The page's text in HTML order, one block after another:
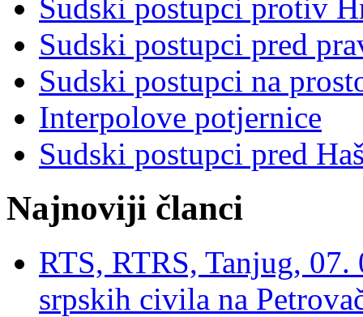
Sudski postupci protiv
Sudski postupci pred
Sudski postupci na
Interpolove potjernice
Sudski postupci pred
Najnoviji članci
RTS, RTRS, Tanjug,
srpskih civila na